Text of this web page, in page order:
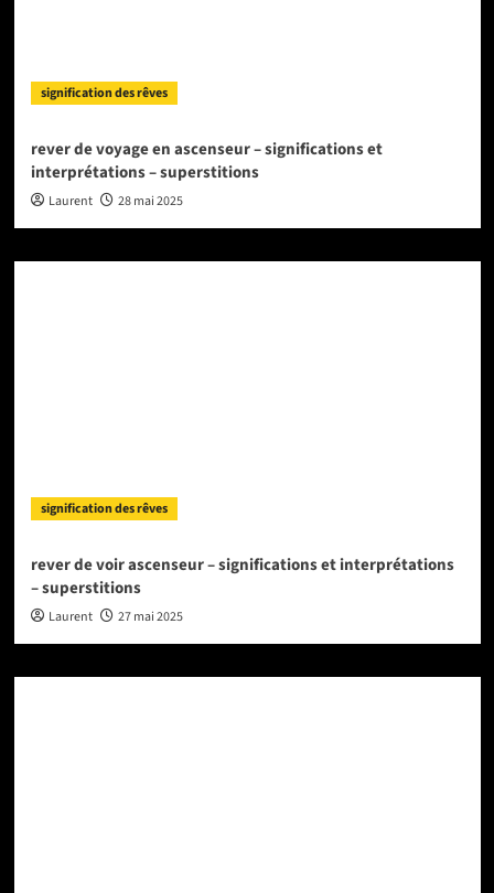
signification des rêves
rever de voyage en ascenseur – significations et
interprétations – superstitions
Laurent 28 mai 2025
signification des rêves
rever de voir ascenseur – significations et interprétations
– superstitions
Laurent 27 mai 2025